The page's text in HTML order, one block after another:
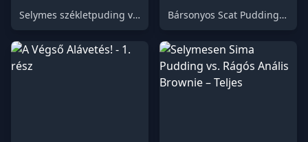
Selymes székletpuding vs Rágós análbrownie – 2. rész Bársonyos Scat Pudding vs. Rágós Scat Brownie – 1. rész